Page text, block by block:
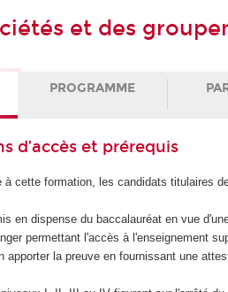
et des
PROGRAMME
d’accès et prérequis
à cette formation, les candidats titulaires
en dispense du baccalauréat en vue
permettant l'accès à l'enseignement
apporter la preuve en fournissant une